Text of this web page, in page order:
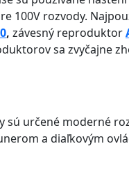
100V rozvody.
, závesný reproduktor
sa zvyčajne
sú určené moderné
a diaľkovým